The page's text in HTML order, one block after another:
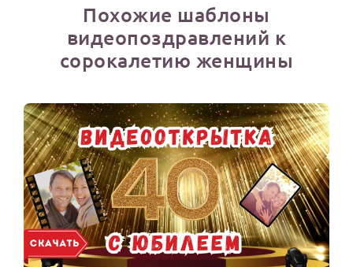
Похожие шаблоны
видеопоздравлений к
сорокалетию женщины